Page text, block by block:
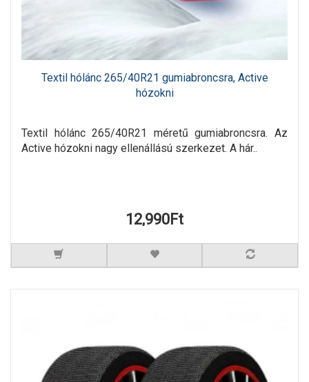
Textil hólánc 265/40R21 gumiabroncsra, Active
hózokni
Textil hólánc 265/40R21 méretű gumiabroncsra. Az
Active hózokni nagy ellenállású szerkezet. A hár..
12,990Ft